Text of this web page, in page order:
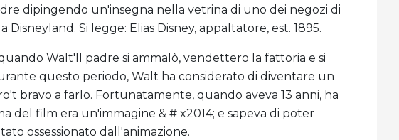
dipingendo un'insegna nella vetrina di uno dei negozi di
Si legge: Elias Disney, appaltatore, est. 1895.
quando Walt'Il padre si ammalò, vendettero la fattoria e si
questo periodo, Walt ha considerato di diventare un
bravo a farlo. Fortunatamente, quando aveva 13 anni, ha
del film era un'immagine & # x2014; e sapeva di poter
ossessionato dall'animazione.